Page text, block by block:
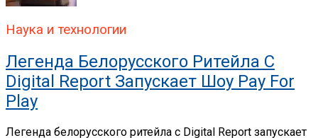
Наука и технологии
Легенда Белорусского Ритейла C
Digital Report Запускает Шоу Pay For
Play
Легенда белорусского ритейла c Digital Report запускает